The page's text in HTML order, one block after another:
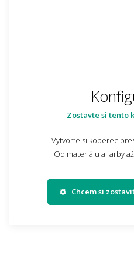
Zostavte si tento
Vytvorte si koberec
Od materiálu a farby
Chcem si